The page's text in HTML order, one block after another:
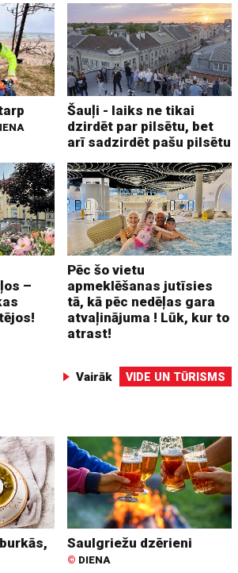
Šauļi - laiks ne tikai
dzirdēt par pilsētu, bet
arī sadzirdēt pašu pilsētu
–
Pēc šo vietu
apmeklēšanas jutīsies
tā, kā pēc nedēļas gara
atvaļinājuma ! Lūk, kur to
atrast!
Vairāk VIDE UN TŪRISMS
Saulgriežu dzērieni
© DIENA